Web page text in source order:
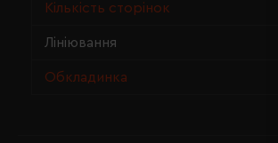
Кількість сторінок
Лініювання
Обкладинка